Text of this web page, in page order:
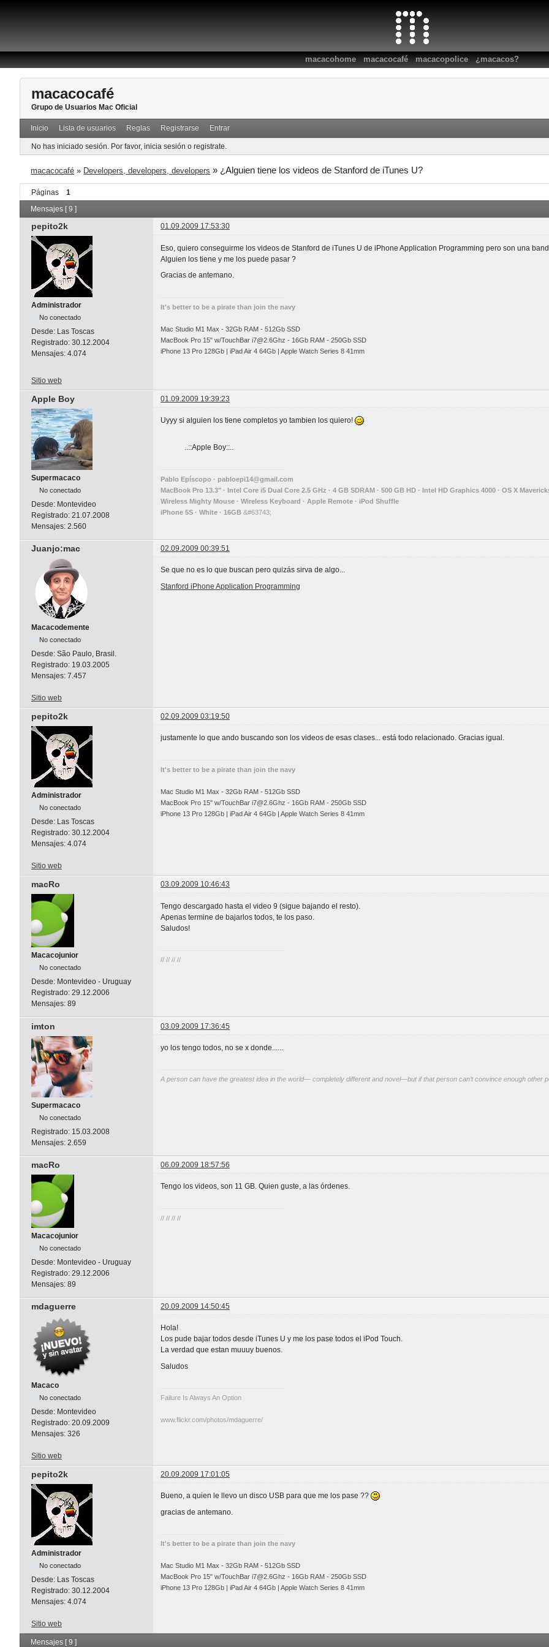
macacohome:macacocafé:macacopolice:¿macacos?
macacocafé
Grupo de Usuarios Mac Oficial
Inicio Lista de usuarios Reglas Registrarse Entrar
No has iniciado sesión. Por favor, inicia sesión o registrate.
macacocafé » Developers, developers, developers » ¿Alguien tiene los videos de Stanford de iTunes U?
Páginas
1
Mensajes [ 9 ]
pepito2k 01.09.2009 17:53:30
Administrador
No conectado
Desde: Las Toscas
Registrado: 30.12.2004
Mensajes: 4.074
Eso, quiero conseguirme los videos de Stanford de iTunes U de iPhone Application Programming pero son una
Alguien los tiene y me los puede pasar ?
Gracias de antemano.
It's better to be a pirate than join the navy
Mac Studio M1 Max - 32Gb RAM - 512Gb SSD
MacBook Pro 15" w/TouchBar i7@2.6Ghz - 16Gb RAM - 250Gb SSD
iPhone 13 Pro 128Gb | iPad Air 4 64Gb | Apple Watch Series 8 41mm
Sitio web
Apple Boy 01.09.2009 19:39:23
Supermacaco
No conectado
Desde: Montevideo
Registrado: 21.07.2008
Mensajes: 2.560
Uyyy si alguien los tiene completos yo tambien los quiero!
..::Apple Boy::..
Pablo Epíscopo · pabloepi14@gmail.com
MacBook Pro 13.3" · Intel Core i5 Dual Core 2.5 GHz · 4 GB SDRAM · 500 GB HD · Intel HD Graphics 4000 · OS X
Wireless Mighty Mouse · Wireless Keyboard · Apple Remote · iPod Shuffle
iPhone 5S · White · 16GB &#63743;
Juanjo:mac 02.09.2009 00:39:51
Macacodemente
No conectado
Desde: São Paulo, Brasil.
Registrado: 19.03.2005
Mensajes: 7.457
Se que no es lo que buscan pero quizás sirva de algo...
Stanford iPhone Application Programming
Sitio web
pepito2k 02.09.2009 03:19:50
Administrador
No conectado
Desde: Las Toscas
Registrado: 30.12.2004
Mensajes: 4.074
justamente lo que ando buscando son los videos de esas clases... está todo relacionado. Gracias igual.
It's better to be a pirate than join the navy
Mac Studio M1 Max - 32Gb RAM - 512Gb SSD
MacBook Pro 15" w/TouchBar i7@2.6Ghz - 16Gb RAM - 250Gb SSD
iPhone 13 Pro 128Gb | iPad Air 4 64Gb | Apple Watch Series 8 41mm
Sitio web
macRo 03.09.2009 10:46:43
Macacojunior
No conectado
Desde: Montevideo - Uruguay
Registrado: 29.12.2006
Mensajes: 89
Tengo descargado hasta el video 9 (sigue bajando el resto).
Apenas termine de bajarlos todos, te los paso.
Saludos!
// // // //
imton 03.09.2009 17:36:45
Supermacaco
No conectado
Registrado: 15.03.2008
Mensajes: 2.659
yo los tengo todos, no se x donde......
A person can have the greatest idea in the world— completely different and novel—but if that person can’t convince enough other
macRo 06.09.2009 18:57:56
Macacojunior
No conectado
Desde: Montevideo - Uruguay
Registrado: 29.12.2006
Mensajes: 89
Tengo los videos, son 11 GB. Quien guste, a las órdenes.
// // // //
mdaguerre 20.09.2009 14:50:45
Macaco
No conectado
Desde: Montevideo
Registrado: 20.09.2009
Mensajes: 326
Hola!
Los pude bajar todos desde iTunes U y me los pase todos el iPod Touch.
La verdad que estan muuuy buenos.
Saludos
Failure Is Always An Option
www.flickr.com/photos/mdaguerre/
Sitio web
pepito2k 20.09.2009 17:01:05
Administrador
No conectado
Desde: Las Toscas
Registrado: 30.12.2004
Mensajes: 4.074
Bueno, a quien le llevo un disco USB para que me los pase ??
gracias de antemano.
It's better to be a pirate than join the navy
Mac Studio M1 Max - 32Gb RAM - 512Gb SSD
MacBook Pro 15" w/TouchBar i7@2.6Ghz - 16Gb RAM - 250Gb SSD
iPhone 13 Pro 128Gb | iPad Air 4 64Gb | Apple Watch Series 8 41mm
Sitio web
Mensajes [ 9 ]